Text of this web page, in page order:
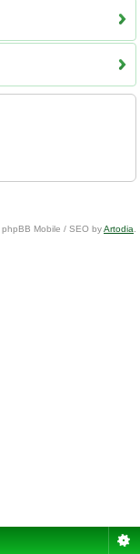
phpBB Mobile / SEO byArtodia